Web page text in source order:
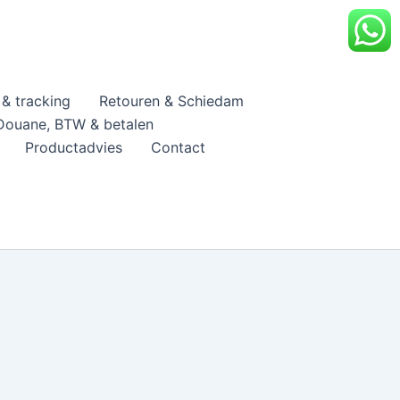
tracking
Retouren & Schiedam
BTW & betalen
Productadvies
Contact